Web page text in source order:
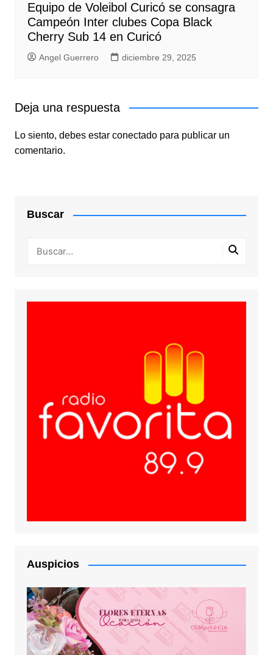
Equipo de Voleibol Curicó se consagra
Campeón Inter clubes Copa Black
Cherry Sub 14 en Curicó
Angel Guerrero diciembre 29, 2025
Deja una respuesta
Lo siento, debes estar conectadopara publicar un
comentario.
Buscar
Auspicios